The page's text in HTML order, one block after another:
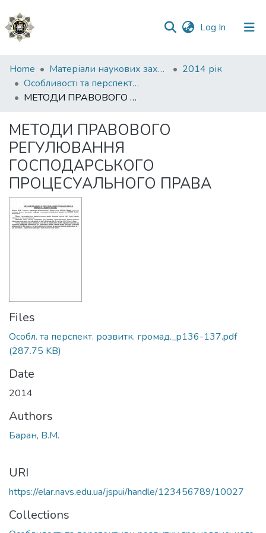
Log In (current)
Communities
&
Collections
Statistics
Home Матеріали наукових заходів
2014 рік
Особливості та перспективи розвитку громадянського суспільства в Україні
МЕТОДИ ПРАВОВОГО РЕГУЛЮВАННЯ ГОСПОДАРСЬКОГО ПРОЦЕСУАЛЬНОГО ПРАВА
МЕТОДИ ПРАВОВОГО
РЕГУЛЮВАННЯ
ГОСПОДАРСЬКОГО
ПРОЦЕСУАЛЬНОГО ПРАВА
Files
Особл. та перспект. розвитк. громад._p136-137.pdf
(287.75 KB)
Date
2014
Authors
Баран, В.М.
URI
https://elar.navs.edu.ua/jspui/handle/123456789/10027
Collections